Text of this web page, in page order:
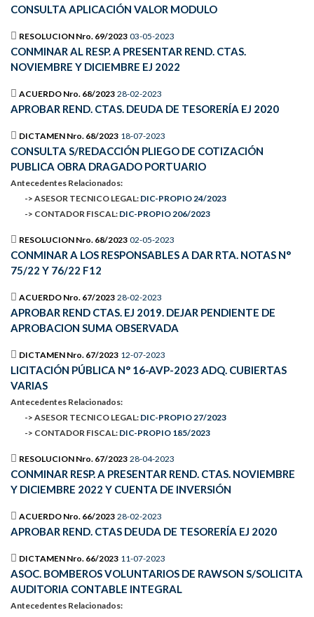
CONSULTA APLICACIÓN VALOR MODULO
RESOLUCION Nro. 69/2023 03-05-2023
CONMINAR AL RESP. A PRESENTAR REND. CTAS.
NOVIEMBRE Y DICIEMBRE EJ 2022
ACUERDO Nro. 68/2023 28-02-2023
APROBAR REND. CTAS. DEUDA DE TESORERÍA EJ 2020
DICTAMEN Nro. 68/2023 18-07-2023
CONSULTA S/REDACCIÓN PLIEGO DE COTIZACIÓN
PUBLICA OBRA DRAGADO PORTUARIO
Antecedentes Relacionados:
-> ASESOR TECNICO LEGAL: DIC-PROPIO 24/2023
-> CONTADOR FISCAL: DIC-PROPIO 206/2023
RESOLUCION Nro. 68/2023 02-05-2023
CONMINAR A LOS RESPONSABLES A DAR RTA. NOTAS N°
75/22 Y 76/22 F12
ACUERDO Nro. 67/2023 28-02-2023
APROBAR REND CTAS. EJ 2019. DEJAR PENDIENTE DE
APROBACION SUMA OBSERVADA
DICTAMEN Nro. 67/2023 12-07-2023
LICITACIÓN PÚBLICA N° 16-AVP-2023 ADQ. CUBIERTAS
VARIAS
Antecedentes Relacionados:
-> ASESOR TECNICO LEGAL: DIC-PROPIO 27/2023
-> CONTADOR FISCAL: DIC-PROPIO 185/2023
RESOLUCION Nro. 67/2023 28-04-2023
CONMINAR RESP. A PRESENTAR REND. CTAS. NOVIEMBRE
Y DICIEMBRE 2022 Y CUENTA DE INVERSIÓN
ACUERDO Nro. 66/2023 28-02-2023
APROBAR REND. CTAS DEUDA DE TESORERÍA EJ 2020
DICTAMEN Nro. 66/2023 11-07-2023
ASOC. BOMBEROS VOLUNTARIOS DE RAWSON S/SOLICITA
AUDITORIA CONTABLE INTEGRAL
Antecedentes Relacionados: